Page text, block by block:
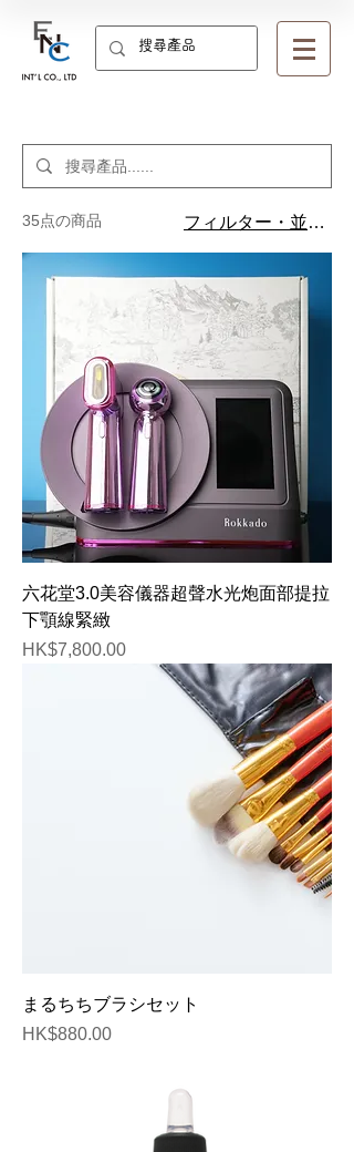
35点の商品 フィルター・並び替え
六花堂3.0美容儀器超聲水光炮面部提拉
下顎線緊緻
価格
HK$7,800.00
まるちちブラシセット
価格
HK$880.00